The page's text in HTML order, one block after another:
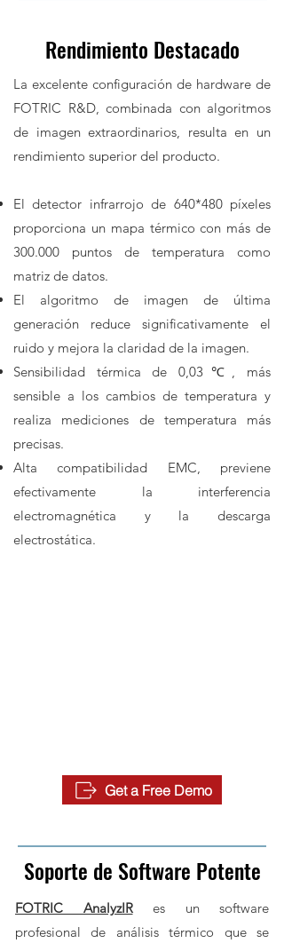
Rendimiento Destacado
La excelente configuración de hardware de
FOTRIC R&D, combinada con algoritmos
de imagen extraordinarios, resulta en un
rendimiento superior del producto.
El detector infrarrojo de 640*480 píxeles
proporciona un mapa térmico con más de
300.000 puntos de temperatura como
matriz de datos.
El algoritmo de imagen de última
generación reduce significativamente el
ruido y mejora la claridad de la imagen.
Sensibilidad térmica de 0,03℃, más
sensible a los cambios de temperatura y
realiza mediciones de temperatura más
precisas.
Alta compatibilidad EMC, previene
efectivamente la interferencia
electromagnética y la descarga
electrostática.
Get a Free Demo
Soporte de Software Potente
FOTRIC AnalyzIRes un software
profesional de análisis térmico que se